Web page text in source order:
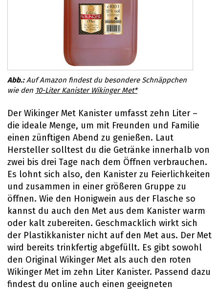
Auf Amazon findest du besondere Schnäppchen
wie den 10-Liter Kanister Wikinger Met*
Der Wikinger Met Kanister umfasst zehn Liter –
die ideale Menge, um mit Freunden und Familie
einen zünftigen Abend zu genießen. Laut
Hersteller solltest du die Getränke innerhalb von
zwei bis drei Tage nach dem Öffnen verbrauchen.
Es lohnt sich also, den Kanister zu Feierlichkeiten
und zusammen in einer größeren Gruppe zu
öffnen. Wie den Honigwein aus der Flasche so
kannst du auch den Met aus dem Kanister warm
oder kalt zubereiten. Geschmacklich wirkt sich
der Plastikkanister nicht auf den Met aus. Der Met
wird bereits trinkfertig abgefüllt. Es gibt sowohl
den Original Wikinger Met als auch den roten
Wikinger Met im zehn Liter Kanister. Passend dazu
findest du online auch einen geeigneten